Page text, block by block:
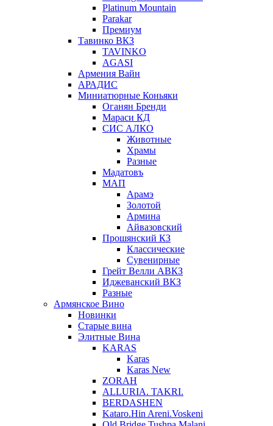
Platinum Mountain
Parakar
Премиум
Тавинко ВКЗ
TAVINKO
AGASI
Армения Вайн
АРАДИС
Миниатюрные Коньяки
Оганян Бренди
Мараси КД
СИС АЛКО
Животные
Храмы
Разные
Мадатовъ
МАП
Арамэ
Золотой
Армина
Айвазовский
Прошянский КЗ
Классические
Сувенирные
Грейт Велли АВКЗ
Иджеванский ВКЗ
Разные
Армянское Вино
Новинки
Старые вина
Элитные Вина
KARAS
Karas
Karas New
ZORAH
ALLURIA. TAKRI.
BERDASHEN
Kataro.Hin Areni.Voskeni